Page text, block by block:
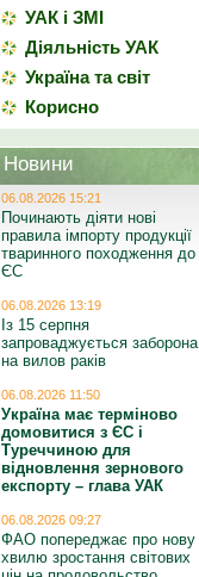
УАК і ЗМІ
Діяльність УАК
Україна та світ
Корисно
Новини
06.08.2026 15:21
Починають діяти нові
правила імпорту продукції
тваринного походження до
ЄС
06.08.2026 13:19
Із 15 серпня
запроваджується заборона
на вилов раків
06.08.2026 11:50
Україна має терміново
домовитися з ЄС і
Туреччиною для
відновлення зернового
експорту – глава УАК
06.08.2026 09:27
ФАО попереджає про нову
хвилю зростання світових